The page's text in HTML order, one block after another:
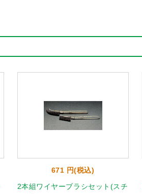
671 円(税込)
2本組ワイヤーブラシセット(スチ